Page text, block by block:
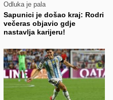
Odluka je pala
Sapunici je došao kraj: Rodri
večeras objavio gdje
nastavlja karijeru!